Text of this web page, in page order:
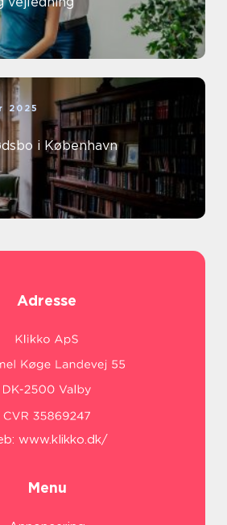
2025
i København
Adresse
www.klikko.dk/
Menu